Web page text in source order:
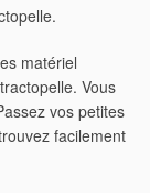
matériel
Vous
vos petites
facilement